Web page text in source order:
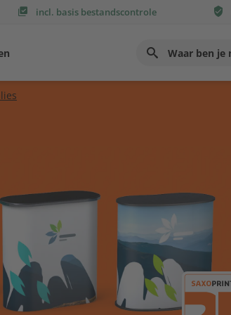
incl. basis bestandscontrole
Use
and
result.
Press
enter
go
to